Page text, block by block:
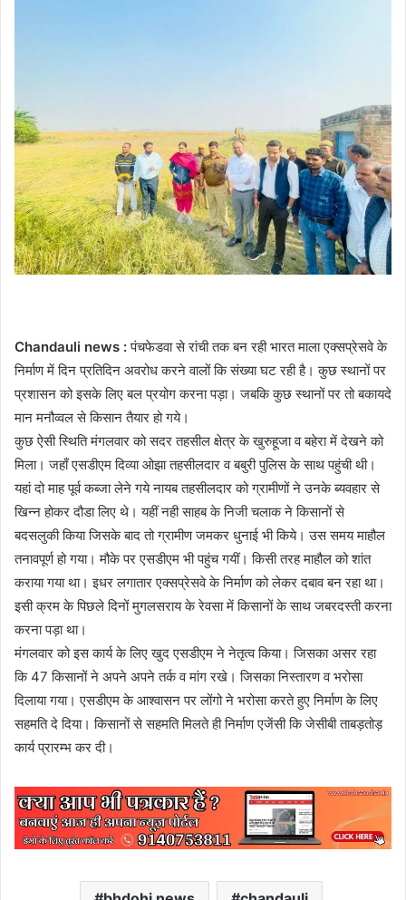
Chandauli news :पंचफेडवा से रांची तक बन रही भारत माला एक्सप्रेसवे के
निर्माण में दिन प्रतिदिन अवरोध करने वालों कि संख्या घट रही है। कुछ स्थानों पर
प्रशासन को इसके लिए बल प्रयोग करना पड़ा। जबकि कुछ स्थानों पर तो बकायदे
मान मनौव्वल से किसान तैयार हो गये।
कुछ ऐसी स्थिति मंगलवार को सदर तहसील क्षेत्र के खुरुहूजा व बहेरा में देखने को
मिला। जहाँ एसडीएम दिव्या ओझा तहसीलदार व बबुरी पुलिस के साथ पहुंची थी।
यहां दो माह पूर्व कब्जा लेने गये नायब तहसीलदार को ग्रामीणों ने उनके ब्यवहार से
खिन्न होकर दौडा लिए थे। यहीं नही साहब के निजी चलाक ने किसानों से
बदसलुकी किया जिसके बाद तो ग्रामीण जमकर धुनाई भी किये। उस समय माहौल
तनावपूर्ण हो गया। मौके पर एसडीएम भी पहुंच गयीं। किसी तरह माहौल को शांत
कराया गया था। इधर लगातार एक्सप्रेसवे के निर्माण को लेकर दबाव बन रहा था।
इसी क्रम के पिछले दिनों मुगलसराय के रेवसा में किसानों के साथ जबरदस्ती करना
करना पड़ा था।
मंगलवार को इस कार्य के लिए खुद एसडीएम ने नेतृत्व किया। जिसका असर रहा
कि 47 किसानों ने अपने अपने तर्क व मांग रखे। जिसका निस्तारण व भरोसा
दिलाया गया। एसडीएम के आश्वासन पर लोंगो ने भरोसा करते हुए निर्माण के लिए
सहमति दे दिया। किसानों से सहमति मिलते ही निर्माण एजेंसी कि जेसीबी ताबड़तोड़
कार्य प्रारम्भ कर दी।